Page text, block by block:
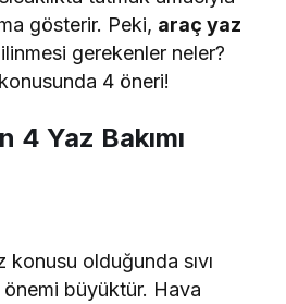
gösterir. Peki, araç yaz
gerekenler neler?
4 öneri!
4 Yaz Bakımı
konusu olduğunda sıvı
büyüktür. Hava